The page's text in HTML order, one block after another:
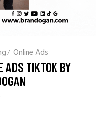
Online Ads
ADS TIKTOK BY